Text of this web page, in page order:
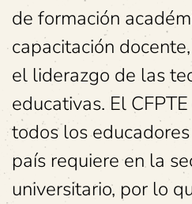
de formación
capacitación
el liderazgo de las
educativas. El
todos los
país requiere en la
universitario, por lo